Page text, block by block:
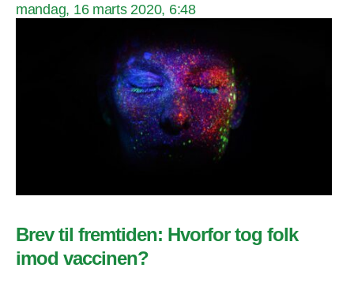
mandag, 16 marts 2020, 6:48
Brev til fremtiden: Hvorfor tog folk
imod vaccinen?